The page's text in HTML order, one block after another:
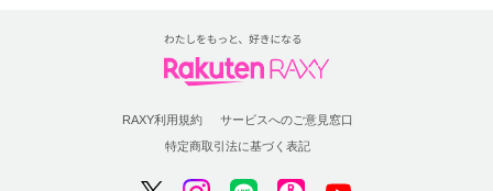
RAXY利用規約
サービスへのご意見窓口
特定商取引法に基づく表記